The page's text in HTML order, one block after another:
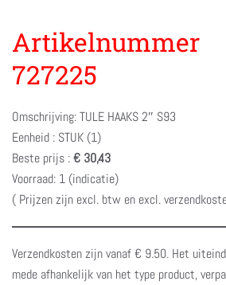
Artikelnummer
727225
Omschrijving: TULE HAAKS 2″ S93
Eenheid : STUK (1)
Beste prijs :€ 30,43
Voorraad: 1 (indicatie)
( Prijzen zijn excl. btw en excl.
Verzendkosten zijn vanaf € 9.50. Het
mede afhankelijk van het type product,